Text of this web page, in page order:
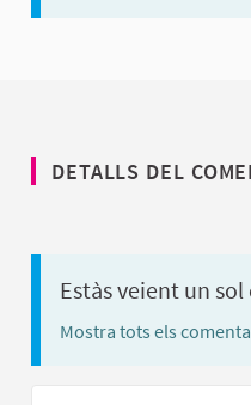
DETALLS DEL
Estàs veient un
Mostra tots els